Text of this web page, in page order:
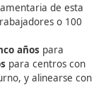
y
de actividad
Sostenibleen un